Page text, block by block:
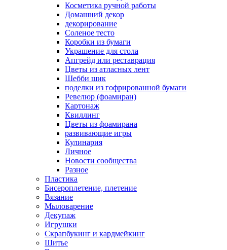
Косметика ручной работы
Домашний декор
декорирование
Соленое тесто
Коробки из бумаги
Украшение для стола
Апгрейд или реставрация
Цветы из атласных лент
Шебби шик
поделки из гофрированной бумаги
Ревелюр (фоамиран)
Картонаж
Квиллинг
Цветы из фоамирана
развивающие игры
Кулинария
Личное
Новости сообщества
Разное
Пластика
Бисероплетение, плетение
Вязание
Мыловарение
Декупаж
Игрушки
Скрапбукинг и кардмейкинг
Шитье